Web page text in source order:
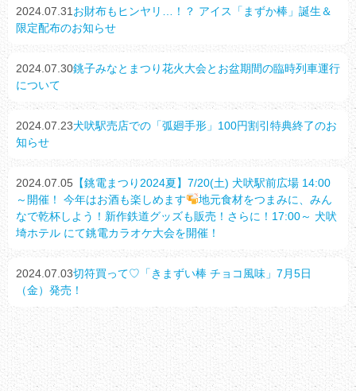
2024.07.31 お財布もヒンヤリ…！？ アイス「まずか棒」誕生＆
限定配布のお知らせ
2024.07.30銚子みなとまつり花火大会とお盆期間の臨時列車運行
について
2024.07.23犬吠駅売店での「弧廻手形」100円割引特典終了のお
知らせ
2024.07.05 【銚電まつり2024夏】7/20(土) 犬吠駅前広場 14:00
～開催！ 今年はお酒も楽しめます
地元食材をつまみに、みん
なで乾杯しよう！新作鉄道グッズも販売！さらに！17:00～ 犬吠
埼ホテル にて銚電カラオケ大会を開催！
2024.07.03切符買って♡「きまずい棒 チョコ風味」7月5日
（金）発売！